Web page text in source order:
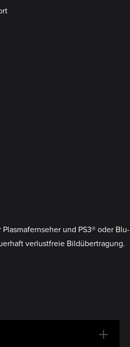
und PS3® oder Blu-
verlustfreie Bildübertragung.